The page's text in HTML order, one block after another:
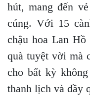
hút, mang đến
cúng. Với 15
chậu hoa Lan
quà tuyệt vời mà
cho bất kỳ
thanh lịch và đầy